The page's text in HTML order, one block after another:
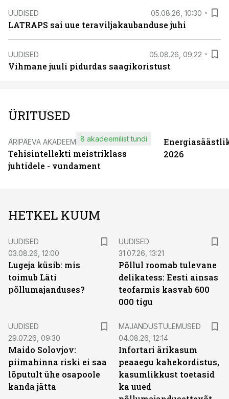
UUDISED 05.08.26, 10:30
LATRAPS sai uue teraviljakaubanduse juhi
UUDISED 05.08.26, 09:22
Vihmane juuli pidurdas saagikoristust
ÜRITUSED
ÄRIPÄEVA AKADEEMIA
Tehisintellekti meistriklass
juhtidele - vundament
8 akadeemilist tundi
2026
HETKEL KUUM
UUDISED
03.08.26, 12:00
Lugeja küsib: mis
toimub Läti
põllumajanduses?
UUDISED
31.07.26, 13:21
Põllul roomab tulevane
delikatess: Eesti ainsas
teofarmis kasvab 600
000 tigu
UUDISED
29.07.26, 09:30
Maido Solovjov:
piimahinna riski ei saa
lõputult ühe osapoole
kanda jätta
MAJANDUSTULEMUSED
04.08.26, 12:14
Infortari ärikasum
peaaegu kahekordistus,
kasumlikkust toetasid
ka uued